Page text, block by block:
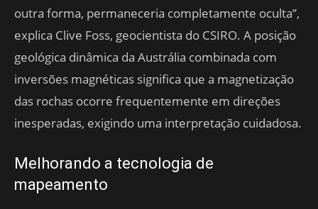
outra forma, permaneceria completamente oculta”,
explica Clive Foss, geocientista do CSIRO. A posição
geológica dinâmica da Austrália combinada com
inversões magnéticas significa que a magnetização
das rochas ocorre frequentemente em direções
inesperadas, exigindo uma interpretação cuidadosa.
Melhorando a tecnologia de
mapeamento